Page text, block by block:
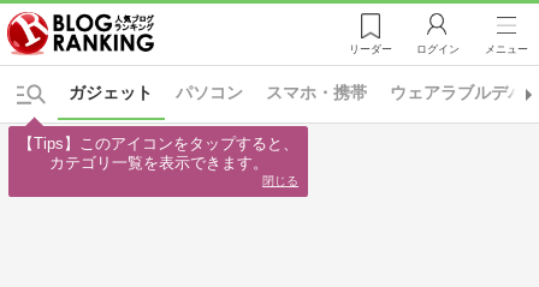
リーダー ログイン メニュー
パソコン スマホ・携帯 ウェアラブルデバ
ガジェット
【Tips】このアイコンをタップすると、
カテゴリ一覧を表示できます。
閉じる